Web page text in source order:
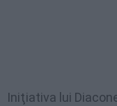
Iniţiativa lui